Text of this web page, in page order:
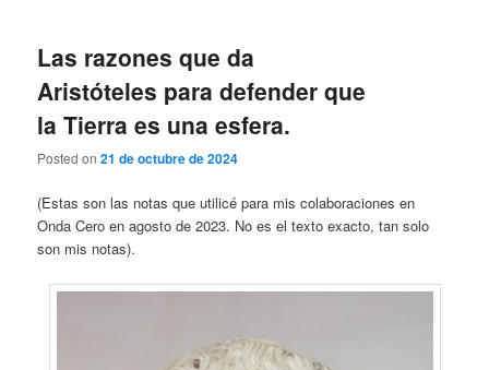
Las razones que da
Aristóteles para defender que
la Tierra es una esfera.
Posted on21 de octubre de 2024
(Estas son las notas que utilicé para mis colaboraciones en
Onda Cero en agosto de 2023. No es el texto exacto, tan solo
son mis notas).